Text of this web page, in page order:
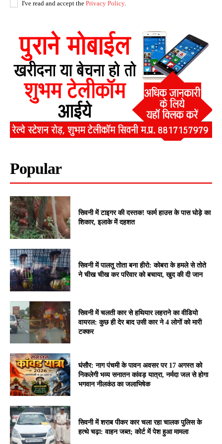
I've read and accept the Privacy Policy.
Popular
सिवनी में टाइगर की दस्तक! फार्म हाउस के पास घोड़े का
शिकार, इलाके में दहशत
सिवनी में पालतू तोता बना हीरो: कोबरा के हमले से तोते
ने चीख चीख कर परिवार को बचाया, खुद की दी जान
सिवनी में चलती कार से हथियार लहराने का वीडियो
वायरल: कुछ ही देर बाद उसी कार ने 4 लोगों को मारी
टक्कर
घंसौर: नाग पंचमी के पावन अवसर पर 17 अगस्त को
निकलेगी भव्य सनातन कांवड़ यात्रा, नर्मदा जल से होगा
भगवान नीलकंठ का जलाभिषेक
सिवनी में शराब पीकर कार चला रहा चालक पुलिस के
हत्थे चढ़ा: वाहन जब्त; कोर्ट में पेश हुआ मामला